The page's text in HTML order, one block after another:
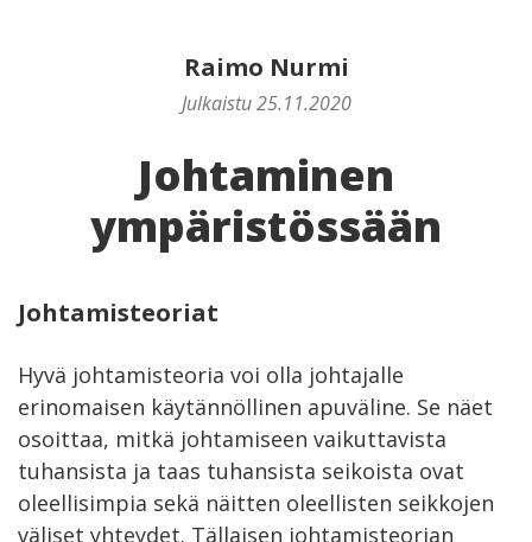
Raimo Nurmi
Julkaistu 25.11.2020
Johtaminen
ympäristössään
Johtamisteoriat
Hyvä johtamisteoria voi olla johtajalle
erinomaisen käytännöllinen apuväline. Se näet
osoittaa, mitkä johtamiseen vaikuttavista
tuhansista ja taas tuhansista seikoista ovat
oleellisimpia sekä näitten oleellisten seikkojen
väliset yhteydet. Tällaisen johtamisteorian